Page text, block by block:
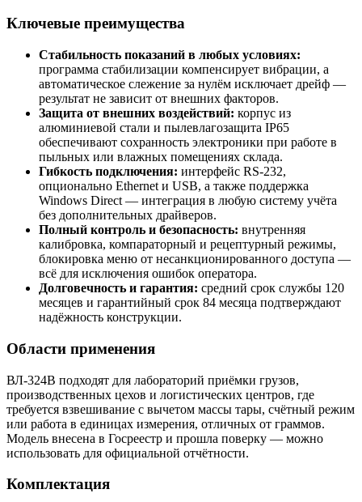
Ключевые преимущества
Стабильность показаний в любых условиях:
программа стабилизации компенсирует вибрации, а
автоматическое слежение за нулём исключает дрейф —
результат не зависит от внешних факторов.
Защита от внешних воздействий: корпус из
алюминиевой стали и пылевлагозащита IP65
обеспечивают сохранность электроники при работе в
пыльных или влажных помещениях склада.
Гибкость подключения: интерфейс RS-232,
опционально Ethernet и USB, а также поддержка
Windows Direct — интеграция в любую систему учёта
без дополнительных драйверов.
Полный контроль и безопасность: внутренняя
калибровка, компараторный и рецептурный режимы,
блокировка меню от несанкционированного доступа —
всё для исключения ошибок оператора.
Долговечность и гарантия: средний срок службы 120
месяцев и гарантийный срок 84 месяца подтверждают
надёжность конструкции.
Области применения
ВЛ-324В подходят для лабораторий приёмки грузов,
производственных цехов и логистических центров, где
требуется взвешивание с вычетом массы тары, счётный режим
или работа в единицах измерения, отличных от граммов.
Модель внесена в Госреестр и прошла поверку — можно
использовать для официальной отчётности.
Комплектация